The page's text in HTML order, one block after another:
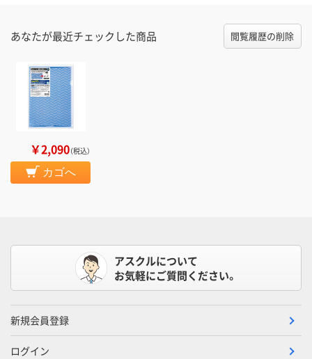
あなたが最近チェックした商品 閲覧履歴の削除
￥2,090（税込）
カゴへ
アスクルについて
お気軽にご質問ください。
新規会員登録
ログイン